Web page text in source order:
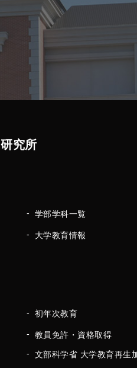
研究所
学部学科一覧
大学教育情報
初年次教育
教員免許・資格取得
文部科学省 大学教育再生